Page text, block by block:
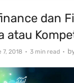
dan
atau
7, 2018 3 min read